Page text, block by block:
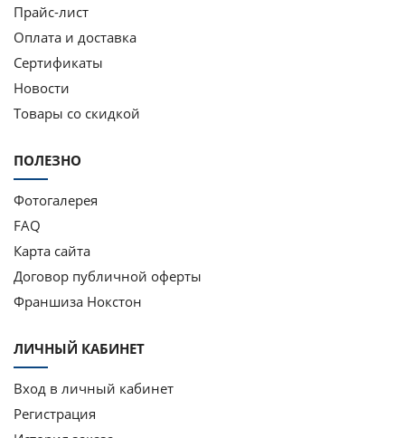
Прайс-лист
Оплата и доставка
Сертификаты
Новости
Товары со скидкой
ПОЛЕЗНО
Фотогалерея
FAQ
Карта сайта
Договор публичной оферты
Франшиза Нокстон
ЛИЧНЫЙ КАБИНЕТ
Вход в личный кабинет
Регистрация